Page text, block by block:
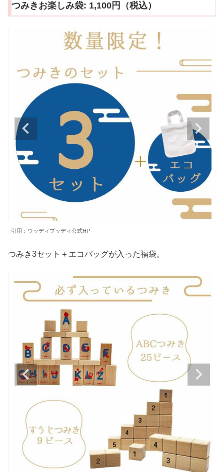
つみきお楽しみ袋: 1,100円（税込）
引用：ウッディプッディ公式HP
つみき3セット＋エコバッグが入った福袋。